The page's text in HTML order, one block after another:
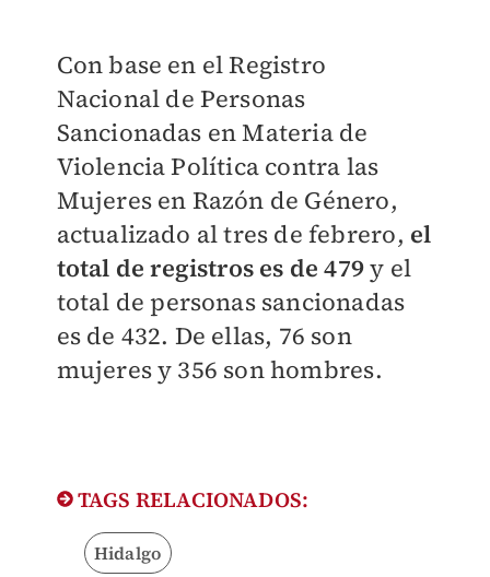
Con base en el Registro
Nacional de Personas
Sancionadas en Materia de
Violencia Política contra las
Mujeres en Razón de Género,
actualizado al tres de febrero, el
total de registros es de 479y el
total de personas sancionadas
es de 432. De ellas, 76 son
mujeres y 356 son hombres.
TAGS RELACIONADOS:
Hidalgo